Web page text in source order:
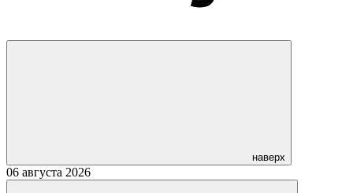
наверх
06 августа 2026